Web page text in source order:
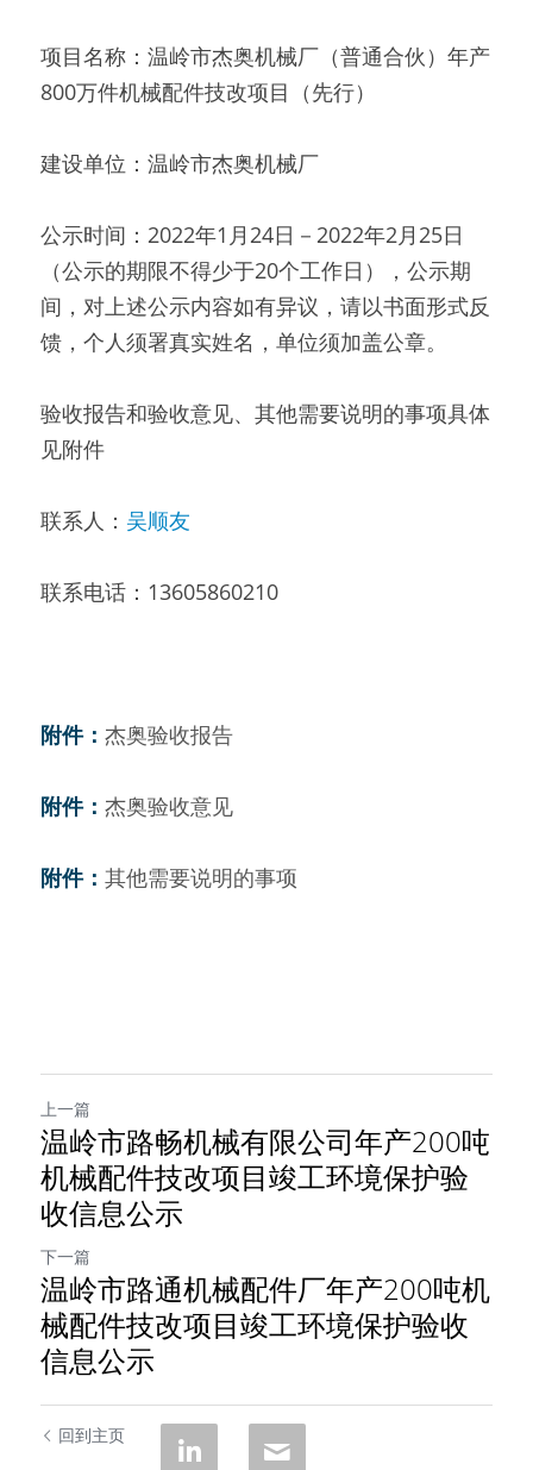
项目名称：温岭市杰奥机械厂（普通合伙）年产
800万件机械配件技改项目（先行）
建设单位：温岭市杰奥机械厂
公示时间：2022年1月24日－2022年2月25日
（公示的期限不得少于20个工作日），公示期
间，对上述公示内容如有异议，请以书面形式反
馈，个人须署真实姓名，单位须加盖公章。
验收报告和验收意见、其他需要说明的事项具体
见附件
联系人： 吴顺友
联系电话：13605860210
附件： 杰奥验收报告
附件： 杰奥验收意见
附件： 其他需要说明的事项
上一篇
温岭市路畅机械有限公司年产200吨
机械配件技改项目竣工环境保护验
收信息公示
下一篇
温岭市路通机械配件厂年产200吨机
械配件技改项目竣工环境保护验收
信息公示
回到主页